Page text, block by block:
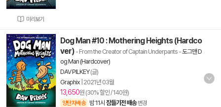
미리보기
Dog Man #10 : Mothering Heights (Hardco
ver) - From the Creator of Captain Underpants -도그맨 D
og Man (Hardcover)
DAV PILKEY(글)
Graphix 2021년 03월
13,650원 (30% 할인 / 140원)
양탄자배송 밤 11시 잠들기전 배송 변경